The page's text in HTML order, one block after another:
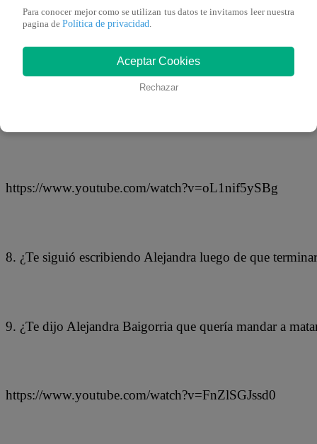
https://www.youtube.com/watch?v=oL1nif5ySBg
8. ¿Te siguió escribiendo Alejandra luego de que
9. ¿Te dijo Alejandra Baigorria que quería mandar a
https://www.youtube.com/watch?v=FnZlSGJssd0
Para conocer mejor como se utilizan tus datos te invitamos leer nuestra
pagina de Política de privacidad.
Aceptar Cookies
Rechazar